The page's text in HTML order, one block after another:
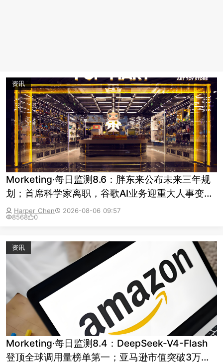
资讯
Morketing·每日监测8.6：胖东来公布未来三年规
划；首席科学家离职，谷歌AI业务迎重大人事变
动；泡泡玛特大跌
Harper Chen
2026-08-06 09:57
8568
0
资讯
Morketing·每日监测8.4：DeepSeek-V4-Flash
登顶全球调用量榜单第一；亚马逊市值突破3万亿